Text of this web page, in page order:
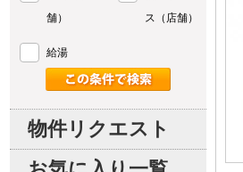
舗）
ス（店舗）
給湯
物件リクエスト